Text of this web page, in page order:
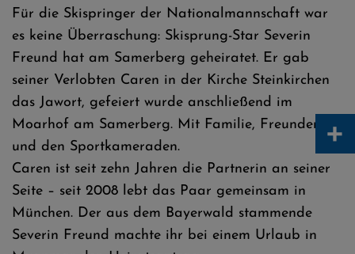
Für die Skispringer der Nationalmannschaft war
es keine Überraschung: Skisprung-Star Severin
Freund hat am Samerberg geheiratet. Er gab
seiner Verlobten Caren in der Kirche Steinkirchen
das Jawort, gefeiert wurde anschließend im
Moarhof am Samerberg. Mit Familie, Freunden
und den Sportkameraden.
Caren ist seit zehn Jahren die Partnerin an seiner
Seite – seit 2008 lebt das Paar gemeinsam in
München. Der aus dem Bayerwald stammende
Severin Freund machte ihr bei einem Urlaub in
+